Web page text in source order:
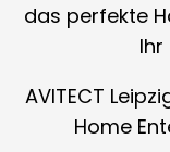
das perfekte
Ihr
AVITECT
Home